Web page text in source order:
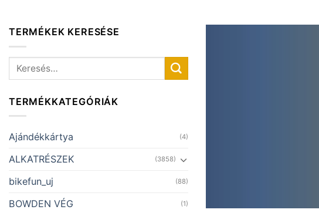
TERMÉKEK KERESÉSE
Keresés
TERMÉKKATEGÓRIÁK
Ajándékkártya (4)
ALKATRÉSZEK (3858)
bikefun_uj (88)
BOWDEN VÉG (1)